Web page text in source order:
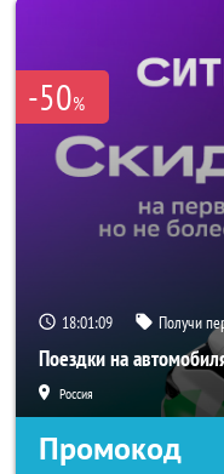
-50%
18:01:07 Получи
Поездки на
Россия
Промокод